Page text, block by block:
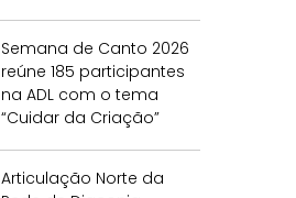
Semana de Canto 2026
reúne 185 participantes
na ADL com o tema
“Cuidar da Criação”
Articulação Norte da